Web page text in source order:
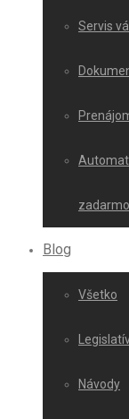
Servis
zadarmo
Blog
Všetko
Návody